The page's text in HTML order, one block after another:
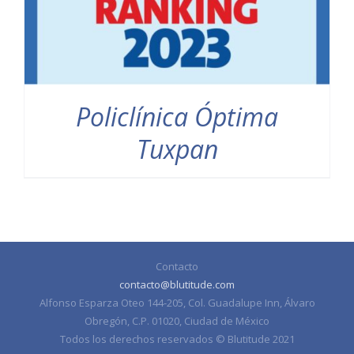
Policlínica Óptima
Tuxpan
Contacto
contacto@blutitude.com
Alfonso Esparza Oteo 144-205, Col. Guadalupe Inn, Álvaro
Obregón, C.P. 01020, Ciudad de México
Todos los derechos reservados © Blutitude 2021